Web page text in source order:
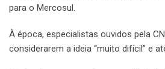
para o Mercosul.
À época, especialistas ouvidos pela
considerarem a ideia “muito difícil” e